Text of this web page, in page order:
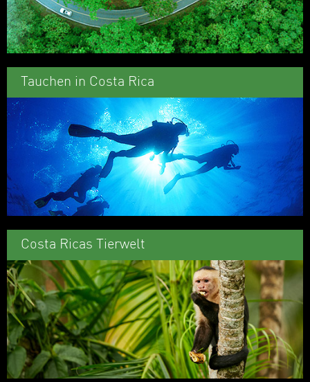
Tauchen in Costa Rica
Costa Ricas Tierwelt